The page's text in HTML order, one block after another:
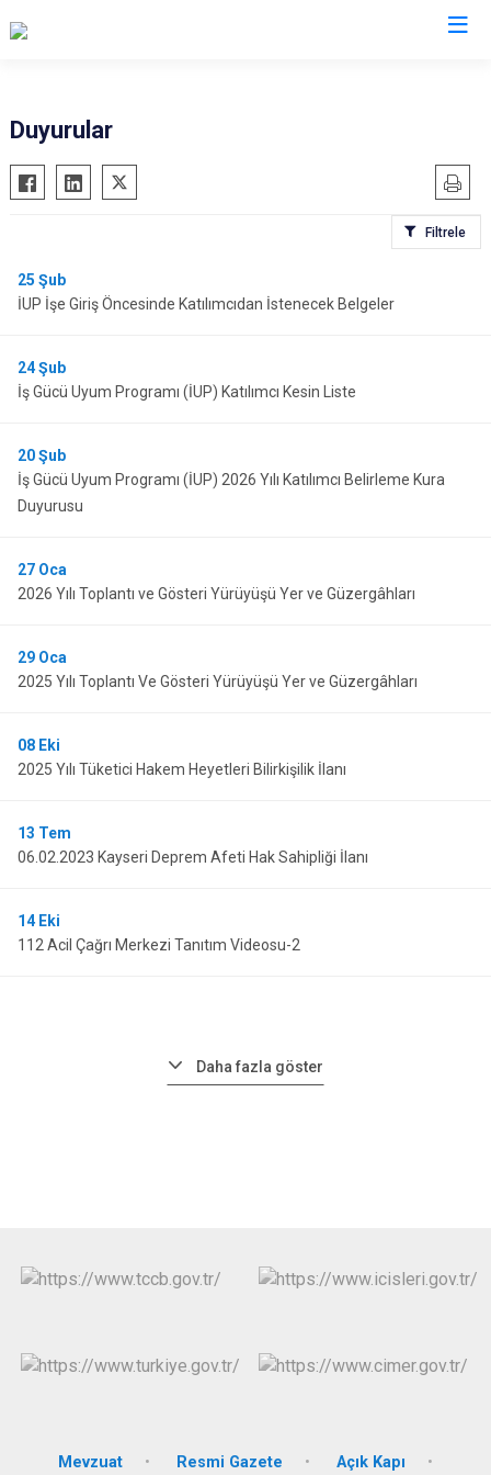
Akkışla
Bünyan
Felahiye
Hacılar
Kocasinan
Talas
Duyurular
Filtrele
25 Şub
İUP İşe Giriş Öncesinde Katılımcıdan İstenecek Belgeler
24Şub
İş Gücü Uyum Programı (İUP) Katılımcı Kesin Liste
20Şub
İş Gücü Uyum Programı (İUP) 2026 Yılı Katılımcı Belirleme Kura
Duyurusu
27 Oca
2026 Yılı Toplantı ve Gösteri Yürüyüşü Yer ve Güzergâhları
29 Oca
2025 Yılı Toplantı Ve Gösteri Yürüyüşü Yer ve Güzergâhları
08 Eki
2025 Yılı Tüketici Hakem Heyetleri Bilirkişilik İlanı
13 Tem
06.02.2023 Kayseri Deprem Afeti Hak Sahipliği İlanı
14 Eki
112 Acil Çağrı Merkezi Tanıtım Videosu-2
Daha fazla göster
Mevzuat Resmi Gazete Açık Kapı